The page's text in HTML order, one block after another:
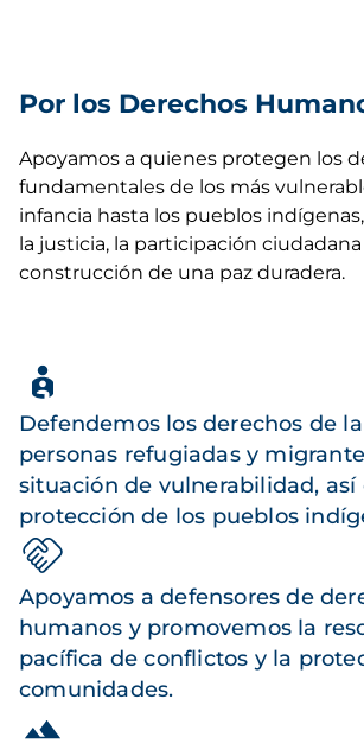
Por los Derechos
Apoyamos a quienes protegen los
fundamentales de los más
infancia hasta los pueblos
la justicia, la participación ciudadana
construcción de una paz duradera.
Defendemos los derechos de
personas refugiadas y
situación de vulnerabilidad, así
protección de los pueblos
Apoyamos a defensores de
humanos y promovemos la
pacífica de conflictos y la
comunidades.